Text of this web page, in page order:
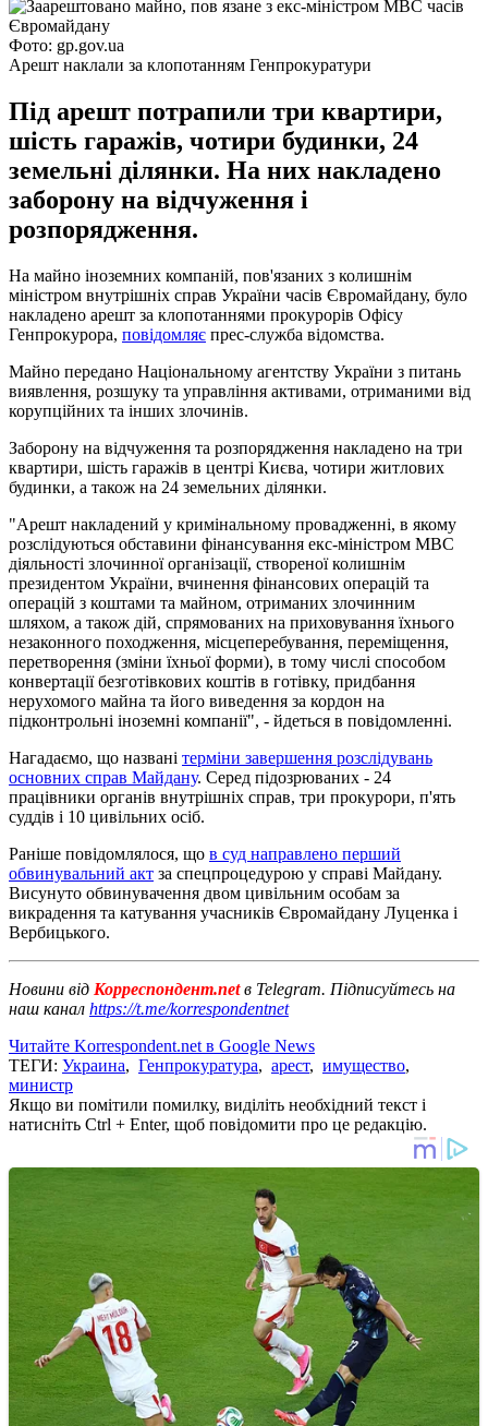
Фото: gp.gov.ua
Арешт наклали за клопотанням Генпрокуратури
Під арешт потрапили три квартири,
шість гаражів, чотири будинки, 24
земельні ділянки. На них накладено
заборону на відчуження і
розпорядження.
На майно іноземних компаній, пов'язаних з колишнім
міністром внутрішніх справ України часів Євромайдану, було
накладено арешт за клопотаннями прокурорів Офісу
Генпрокурора, повідомляє прес-служба відомства.
Майно передано Національному агентству України з питань
виявлення, розшуку та управління активами, отриманими від
корупційних та інших злочинів.
Заборону на відчуження та розпорядження накладено на три
квартири, шість гаражів в центрі Києва, чотири житлових
будинки, а також на 24 земельних ділянки.
"Арешт накладений у кримінальному провадженні, в якому
розслідуються обставини фінансування екс-міністром МВС
діяльності злочинної організації, створеної колишнім
президентом України, вчинення фінансових операцій та
операцій з коштами та майном, отриманих злочинним
шляхом, а також дій, спрямованих на приховування їхнього
незаконного походження, місцеперебування, переміщення,
перетворення (зміни їхньої форми), в тому числі способом
конвертації безготівкових коштів в готівку, придбання
нерухомого майна та його виведення за кордон на
підконтрольні іноземні компанії", - йдеться в повідомленні.
Нагадаємо, що названі терміни завершення розслідувань
основних справ Майдану. Серед підозрюваних - 24
працівники органів внутрішніх справ, три прокурори, п'ять
суддів і 10 цивільних осіб.
Раніше повідомлялося, що в суд направлено перший
обвинувальний акт за спецпроцедурою у справі Майдану.
Висунуто обвинувачення двом цивільним особам за
викрадення та катування учасників Євромайдану Луценка і
Вербицького.
Новини від Корреспондент.netв Telegram. Підписуйтесь на
наш канал https://t.me/korrespondentnet
Читайте Korrespondent.net в Google News
ТЕГИ: Украина, Генпрокуратура, арест, имущество,
министр
Якщо ви помітили помилку, виділіть необхідний текст і
натисніть Ctrl + Enter, щоб повідомити про це редакцію.